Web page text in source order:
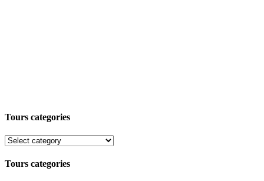
Tours categories
Tours categories